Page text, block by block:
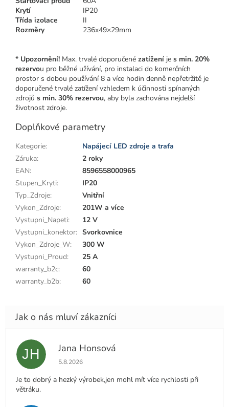
Krytí
IP20
Třída izolace
II
Rozměry
236x49×29mm
* Upozornění! Max. trvalé doporučené zatížení je s min. 20%
rezervou pro běžné užívání, pro instalaci do komerčních
prostor s dobou používání 8 a více hodin denně nepřetržitě je
doporučené trvalé zatížení vzhledem k účinnosti spínaných
zdrojů s min. 30% rezervou, aby byla zachována nejdelší
životnost zdroje.
Doplňkové parametry
Kategorie:
Napájecí LED zdroje a trafa
Záruka:
2 roky
EAN:
8596558000965
Stupen_Kryti:
IP20
Typ_Zdroje:
Vnitřní
Vykon_Zdroje:
201W a více
Vystupni_Napeti:
12 V
Vystupni_konektor: Svorkovnice
Vykon_Zdroje_W:
300 W
Vystupni_Proud:
25 A
warranty_b2c:
60
warranty_b2b: 60
JH Jana Honsová
Hodnocení obchodu je 5 z 5 hvězdiček.
5.8.2026
Je to dobrý a hezký výrobek,jen mohl mít více rychlosti při
větráku.